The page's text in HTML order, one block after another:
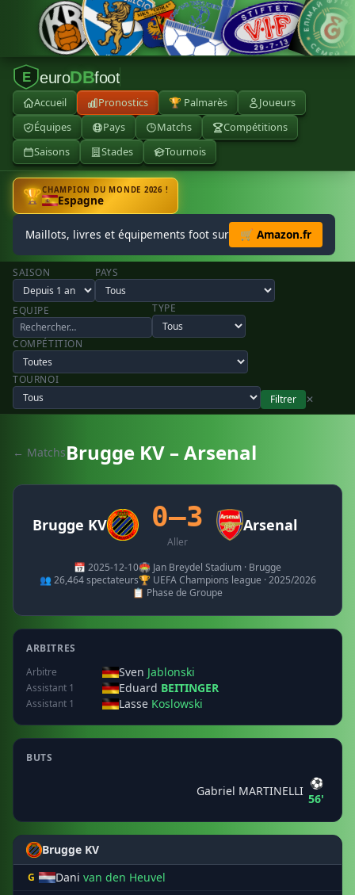
E euroDBfoot
Accueil Pronostics 🏆 Palmarès
Joueurs
Équipes
Pays Matchs
Compétitions
Saisons
Stades Tournois
🏆CHAMPION DU MONDE 2026 !
Espagne
Maillots, livres et équipements foot sur 🛒 Amazon.fr
SAISON PAYS
EQUIPE TYPE
COMPÉTITION
TOURNOI
Filtrer
✕
← MatchsBrugge KV – Arsenal
Brugge KV 0–3
Aller
Arsenal
📅 2025-12-10🏟️ Jan Breydel Stadium · Brugge
👥 26,464 spectateurs🏆 UEFA Champions league · 2025/2026
📋 Phase de Groupe
ARBITRES
Arbitre
Sven Jablonski
Assistant 1 Eduard BEITINGER
Assistant 1 Lasse Koslowski
BUTS
Gabriel MARTINELLI
⚽
56'
Brugge KV
G Dani van den Heuvel